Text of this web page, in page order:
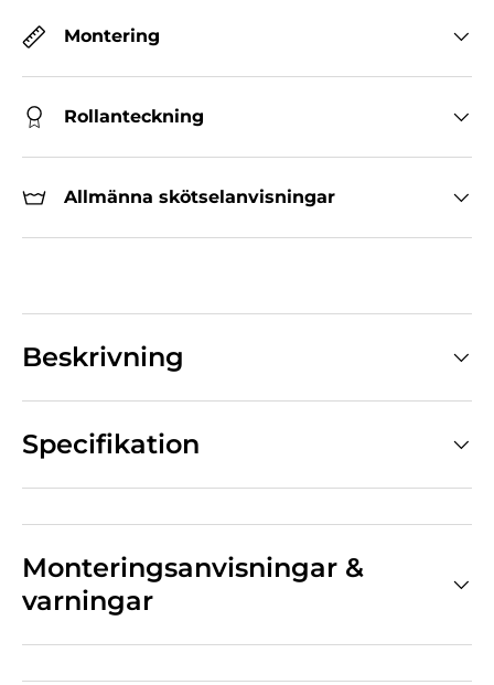
Montering
Rollanteckning
Allmänna skötselanvisningar
Beskrivning
Specifikation
Monteringsanvisningar &
varningar